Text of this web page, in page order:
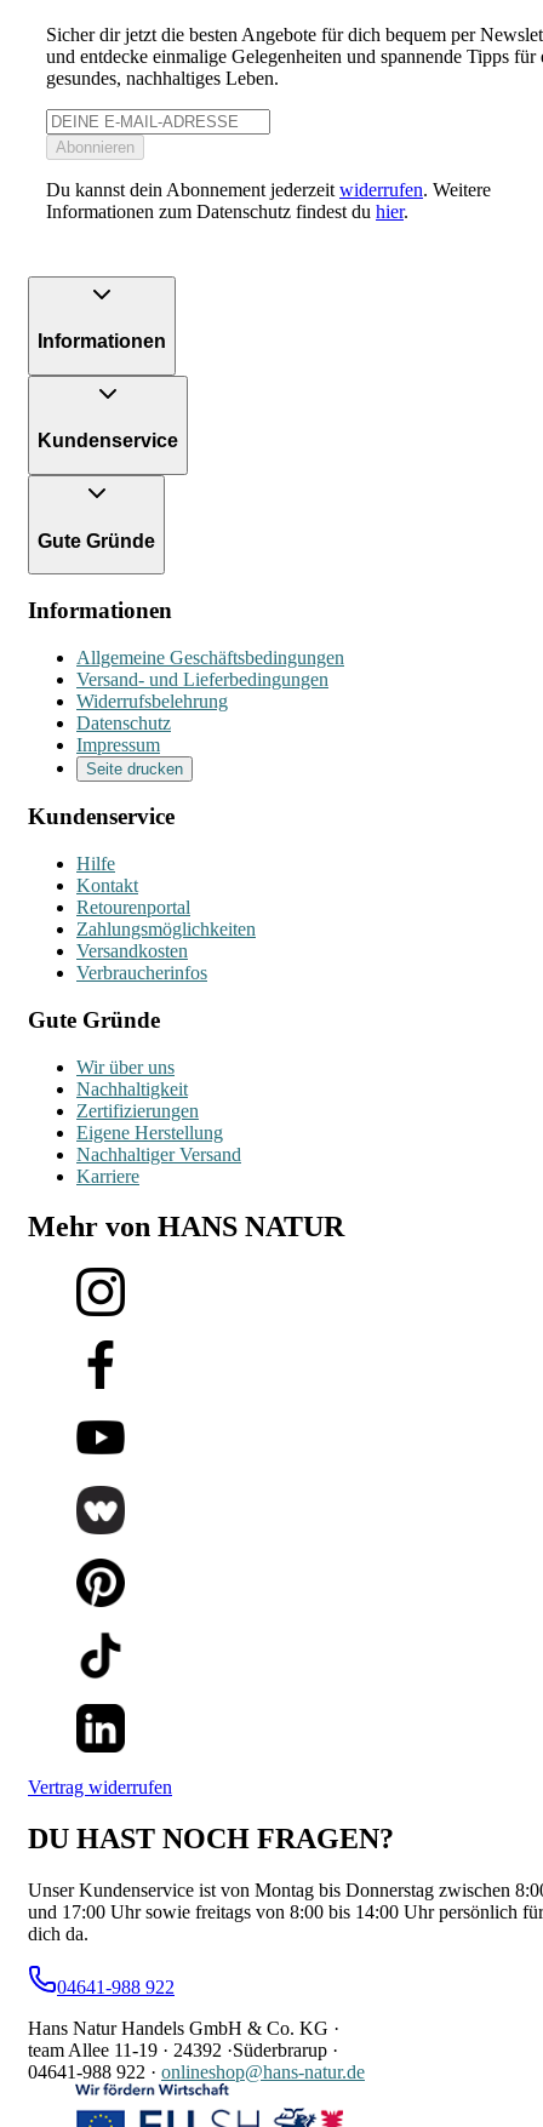
Sicher dir jetzt die besten Angebote für dich bequem per
und entdecke einmalige Gelegenheiten und spannende Tipps für
gesundes, nachhaltiges Leben.
Abonnieren
Du kannst dein Abonnement jederzeit widerrufen. Weitere
Informationen zum Datenschutz findest du hier.
Informationen
Kundenservice
Gute Gründe
Informationen
Allgemeine Geschäftsbedingungen
Versand- und Lieferbedingungen
Widerrufsbelehrung
Datenschutz
Impressum
Seite drucken
Kundenservice
Hilfe
Kontakt
Retourenportal
Zahlungsmöglichkeiten
Versandkosten
Verbraucherinfos
Gute Gründe
Wir über uns
Nachhaltigkeit
Zertifizierungen
Eigene Herstellung
Nachhaltiger Versand
Karriere
Mehr von HANS NATUR
Vertrag widerrufen
DU HAST NOCH FRAGEN?
Unser Kundenservice ist von Montag bis Donnerstag zwischen
und 17:00 Uhr sowie freitags von 8:00 bis 14:00 Uhr persönlich für
dich da.
04641-988 922
Hans Natur Handels GmbH & Co. KG ·
team Allee 11-19 · 24392 ·Süderbrarup ·
04641-988 922 · onlineshop@hans-natur.de